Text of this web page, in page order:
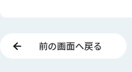
前の画面へ戻る